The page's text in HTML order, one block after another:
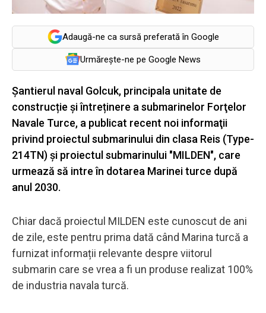
Adaugă-ne ca sursă preferată în Google
Urmărește-ne pe Google News
Șantierul naval Golcuk, principala unitate de
construcție și întreținere a submarinelor Forţelor
Navale Turce, a publicat recent noi informaţii
privind proiectul submarinului din clasa Reis (Type-
214TN) și proiectul submarinului "MILDEN", care
urmează să intre în dotarea Marinei turce după
anul 2030.
Chiar dacă proiectul MILDEN este cunoscut de ani
de zile, este pentru prima dată când Marina turcă a
furnizat informații relevante despre viitorul
submarin care se vrea a fi un produse realizat 100%
de industria navala turcă.